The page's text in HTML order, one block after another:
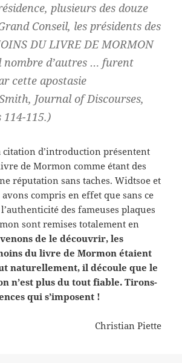
plusieurs des douze
Conseil, les présidents des
DU LIVRE DE MORMON
nombre d’autres … furent
cette apostasie
Journal of Discourses,
114-115.)
citation d’introduction présentent
de Mormon comme étant des
réputation sans taches. Widtsoe et
compris en effet que sans ce
des fameuses plaques
sont remises totalement en
de le découvrir, les
du livre de Mormon étaient
naturellement, il découle que le
n’est plus du tout fiable. Tirons-
qui s’imposent !
Christian Piette